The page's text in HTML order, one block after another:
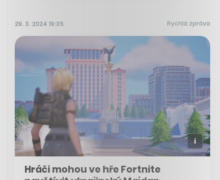
29. 3. 2024 19:35 Rychlá zpráva
Hráči mohou ve hře Fortnite